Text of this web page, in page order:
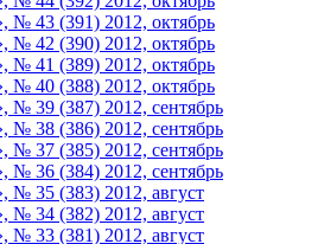
№ 43 (391) 2012, октябрь
№ 42 (390) 2012, октябрь
№ 41 (389) 2012, октябрь
№ 40 (388) 2012, октябрь
№ 39 (387) 2012, сентябрь
№ 38 (386) 2012, сентябрь
№ 37 (385) 2012, сентябрь
№ 36 (384) 2012, сентябрь
№ 35 (383) 2012, август
№ 34 (382) 2012, август
№ 33 (381) 2012, август